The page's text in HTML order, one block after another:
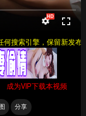
索引擎，保留新发布
成为VIP下载本视频
分享